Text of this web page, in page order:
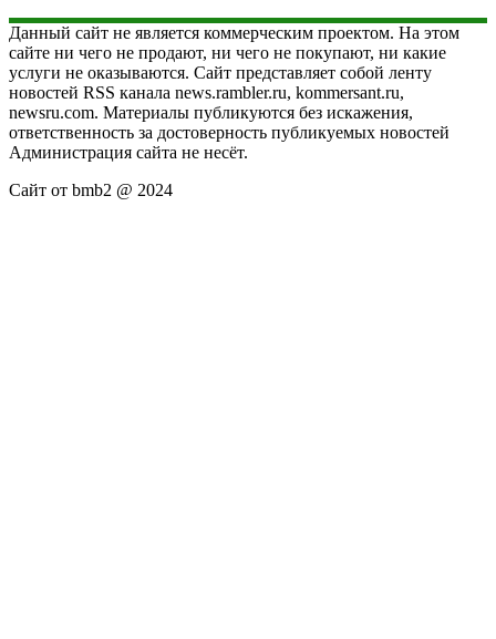
Данный сайт не является коммерческим проектом. На этом
сайте ни чего не продают, ни чего не покупают, ни какие
услуги не оказываются. Сайт представляет собой ленту
новостей RSS канала news.rambler.ru, kommersant.ru,
newsru.com. Материалы публикуются без искажения,
ответственность за достоверность публикуемых новостей
Администрация сайта не несёт.
Сайт от bmb2 @ 2024